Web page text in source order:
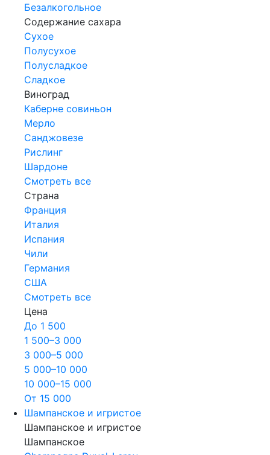
Безалкогольное
Содержание сахара
Сухое
Полусухое
Полусладкое
Сладкое
Виноград
Каберне совиньон
Мерло
Санджовезе
Рислинг
Шардоне
Смотреть все
Страна
Франция
Италия
Испания
Чили
Германия
США
Смотреть все
Цена
До 1 500
1 500–3 000
3 000–5 000
5 000–10 000
10 000–15 000
От 15 000
Шампанское и игристое
Шампанское и игристое
Шампанское